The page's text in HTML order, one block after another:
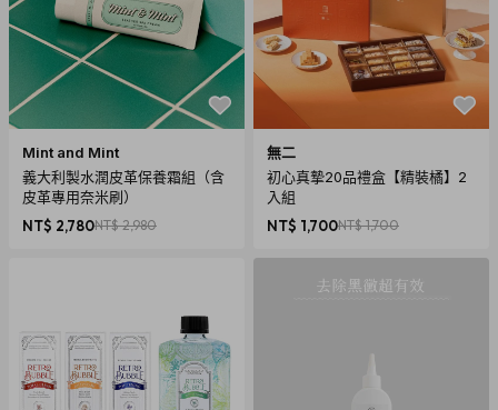
Mint and Mint
義大利製水潤皮革保養霜組（含
皮革專用奈米刷）
NT$ 2,780NT$ 2,980
無二
初心真摯20品禮盒【精裝橘】2
入組
NT$ 1,700NT$ 1,700